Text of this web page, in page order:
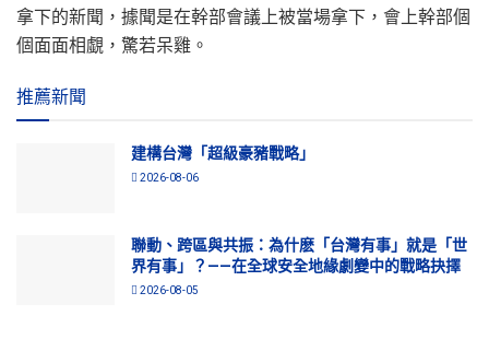
拿下的新聞，據聞是在幹部會議上被當場拿下，會上幹部個
個面面相覷，驚若呆雞。
推薦新聞
建構台灣「超級豪豬戰略」
2026-08-06
聯動、跨區與共振：為什麽「台灣有事」就是「世
界有事」？——在全球安全地緣劇變中的戰略抉擇
2026-08-05